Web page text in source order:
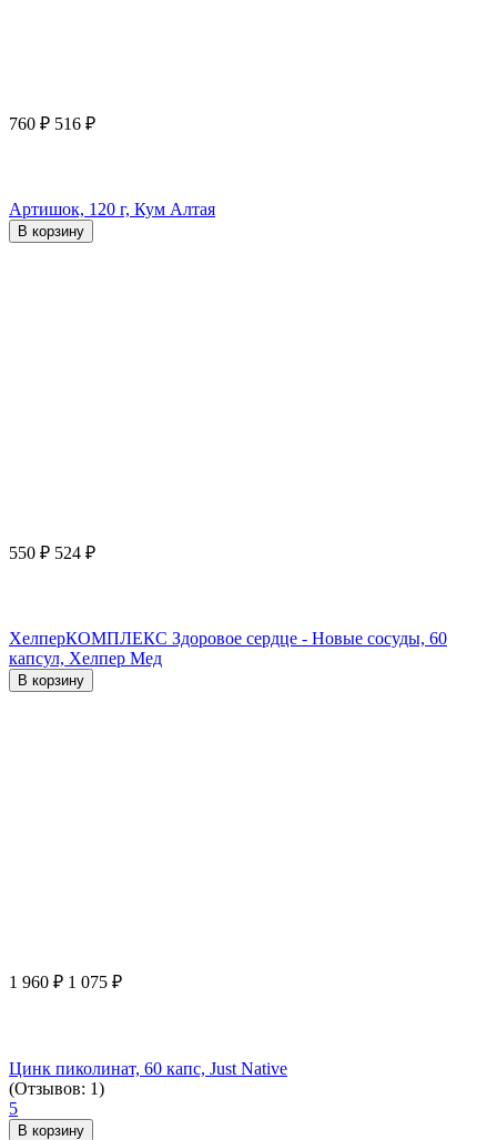
760 ₽ 516 ₽
Артишок, 120 г, Кум Алтая
В корзину
550 ₽ 524 ₽
ХелперКОМПЛЕКС Здоровое сердце - Новые сосуды, 60
капсул, Хелпер Мед
В корзину
1 960 ₽ 1 075 ₽
Цинк пиколинат, 60 капс, Just Native
(Отзывов: 1)
5
В корзину